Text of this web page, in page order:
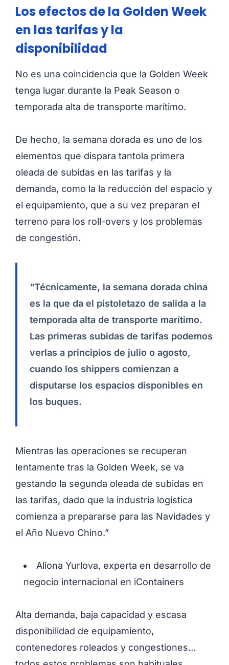
Los efectos de la Golden Week
en las tarifas y la
disponibilidad
No es una coincidencia que la Golden Week
tenga lugar durante la Peak Season o
temporada alta de transporte marítimo.
De hecho, la semana dorada es uno de los
elementos que dispara tantola primera
oleada de subidas en las tarifas y la
demanda, como la la reducción del espacio y
el equipamiento, que a su vez preparan el
terreno para los roll-overs y los problemas
de congestión.
“Técnicamente, la semana dorada china
es la que da el pistoletazo de salida a la
temporada alta de transporte marítimo.
Las primeras subidas de tarifas podemos
verlas a principios de julio o agosto,
cuando los shippers comienzan a
disputarse los espacios disponibles en
los buques.
Mientras las operaciones se recuperan
lentamente tras la Golden Week, se va
gestando la segunda oleada de subidas en
las tarifas, dado que la industria logística
comienza a prepararse para las Navidades y
el Año Nuevo Chino.”
Aliona Yurlova, experta en desarrollo de
negocio internacional en iContainers
Alta demanda, baja capacidad y escasa
disponibilidad de equipamiento,
contenedores roleados y congestiones…